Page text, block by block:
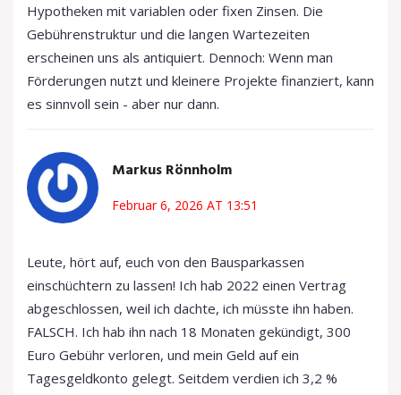
Hypotheken mit variablen oder fixen Zinsen. Die
Gebührenstruktur und die langen Wartezeiten
erscheinen uns als antiquiert. Dennoch: Wenn man
Förderungen nutzt und kleinere Projekte finanziert, kann
es sinnvoll sein - aber nur dann.
Markus Rönnholm
Februar 6, 2026 AT 13:51
Leute, hört auf, euch von den Bausparkassen
einschüchtern zu lassen! Ich hab 2022 einen Vertrag
abgeschlossen, weil ich dachte, ich müsste ihn haben.
FALSCH. Ich hab ihn nach 18 Monaten gekündigt, 300
Euro Gebühr verloren, und mein Geld auf ein
Tagesgeldkonto gelegt. Seitdem verdien ich 3,2 %